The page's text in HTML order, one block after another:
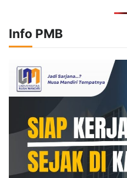
Info PMB